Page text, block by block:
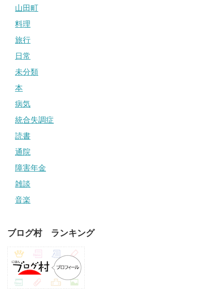
山田町
料理
旅行
日常
未分類
本
病気
統合失調症
読書
通院
障害年金
雑談
音楽
ブログ村 ランキング